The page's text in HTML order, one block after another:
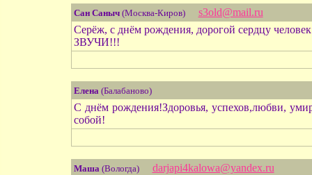
Сан Саныч(Москва-Киров)
s3old@mail.ru
Серёж, с днём рождения, дорогой сердцу
ЗВУЧИ!!!
Елена(Балабаново)
С днём рождения!Здоровья, успехов,любви,
собой!
Маша(Вологда)
darjapi4kalowa@yandex.ru